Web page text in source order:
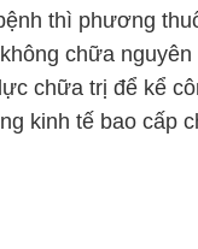
thì phương
chữa
chữa trị để kể
kinh tế bao cấp